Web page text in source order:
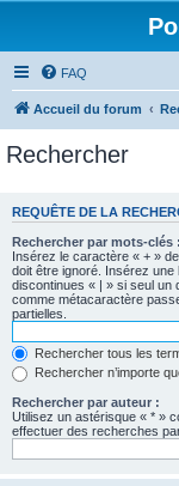
FAQ
Accueil du forum
Rechercher
REQUÊTE DE LA
Rechercher par mots-clés :
Insérez le caractère « + »
doit être ignoré. Insérez
discontinues « | » si seul un
comme métacaractère
partielles.
Rechercher tous les
Rechercher n’importe
Rechercher par auteur :
Utilisez un astérisque « * »
effectuer des recherches